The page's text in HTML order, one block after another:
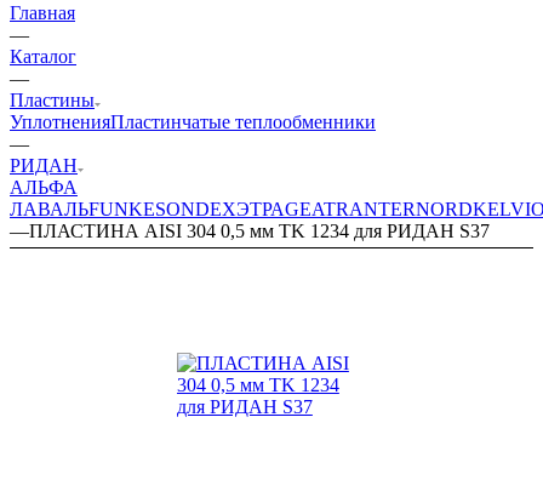
Главная
—
Каталог
—
Пластины
УплотненияПластинчатые теплообменники
—
РИДАН
АЛЬФА
ЛАВАЛЬFUNKESONDEXЭТРАGEATRANTERNORD
—ПЛАСТИНА AISI 304 0,5 мм TK 1234 для РИДАН S37